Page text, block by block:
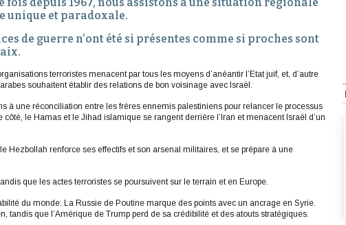
unique et paradoxale.
de guerre n’ont été si présentes comme si proches sont
terroristes menacent par tous les moyens d’anéantir l’Etat juif, et, d’autre
souhaitent établir des relations de bon voisinage avec Israël.
à une réconciliation entre les frères ennemis palestiniens pour relancer le processus
côté, le Hamas et le Jihad islamique se rangent derrière l’Iran et menacent Israël d’un
Hezbollah renforce ses effectifs et son arsenal militaires, et se prépare à une
que les actes terroristes se poursuivent sur le terrain et en Europe.
du monde. La Russie de Poutine marque des points avec un ancrage en Syrie.
tandis que l’Amérique de Trump perd de sa crédibilité et des atouts stratégiques.